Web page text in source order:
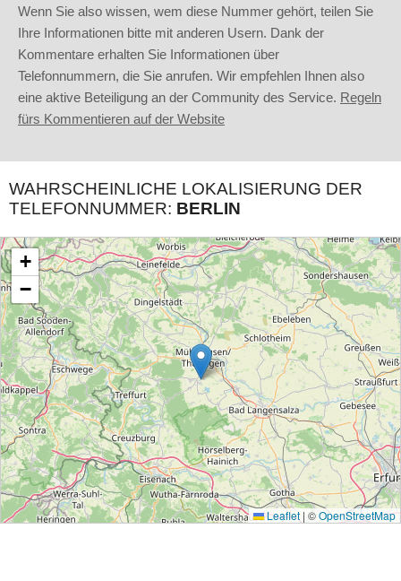
Wenn Sie also wissen, wem diese Nummer gehört, teilen Sie
Ihre Informationen bitte mit anderen Usern. Dank der
Kommentare erhalten Sie Informationen über
Telefonnummern, die Sie anrufen. Wir empfehlen Ihnen also
eine aktive Beteiligung an der Community des Service. Regeln
fürs Kommentieren auf der Website
WAHRSCHEINLICHE LOKALISIERUNG DER
TELEFONNUMMER: BERLIN